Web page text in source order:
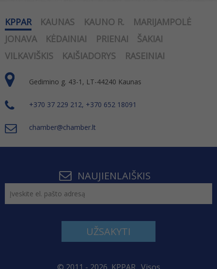
KPPAR KAUNAS KAUNO R.
MARIJAMPOLĖ
JONAVA
KĖDAINIAI PRIENAI
ŠAKIAI
VILKAVIŠKIS
KAIŠIADORYS RASEINIAI
Gedimino g. 43-1, LT-44240 Kaunas
+370 37 229 212, +370 652 18091
chamber@chamber.lt
NAUJIENLAIŠKIS
UŽSAKYTI